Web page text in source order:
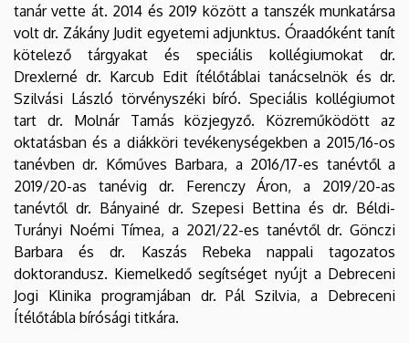
tanár vette át. 2014 és 2019 között a tanszék munkatársa
volt dr. Zákány Judit egyetemi adjunktus. Óraadóként tanít
kötelező tárgyakat és speciális kollégiumokat dr.
Drexlerné dr. Karcub Edit ítélőtáblai tanácselnök és dr.
Szilvási László törvényszéki bíró. Speciális kollégiumot
tart dr. Molnár Tamás közjegyző. Közreműködött az
oktatásban és a diákköri tevékenységekben a 2015/16-os
tanévben dr. Kőműves Barbara, a 2016/17-es tanévtől a
2019/20-as tanévig dr. Ferenczy Áron, a 2019/20-as
tanévtől dr. Bányainé dr. Szepesi Bettina és dr. Béldi-
Turányi Noémi Tímea, a 2021/22-es tanévtől dr. Gönczi
Barbara és dr. Kaszás Rebeka nappali tagozatos
doktorandusz. Kiemelkedő segítséget nyújt a Debreceni
Jogi Klinika programjában dr. Pál Szilvia, a Debreceni
Ítélőtábla bírósági titkára.